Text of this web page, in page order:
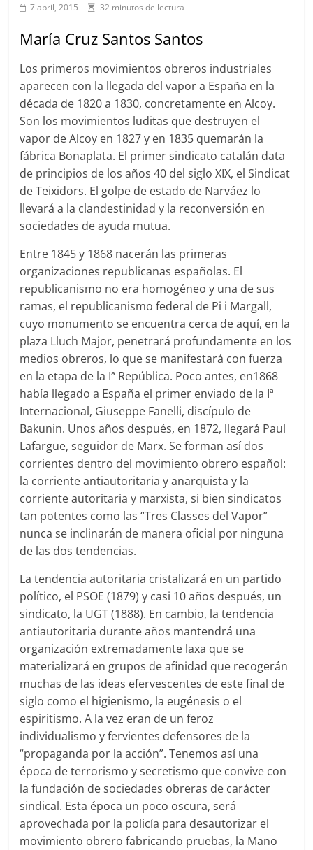
7 abril, 2015 32 minutos de lectura
María Cruz Santos Santos
Los primeros movimientos obreros industriales
aparecen con la llegada del vapor a España en la
década de 1820 a 1830, concretamente en Alcoy.
Son los movimientos luditas que destruyen el
vapor de Alcoy en 1827 y en 1835 quemarán la
fábrica Bonaplata. El primer sindicato catalán data
de principios de los años 40 del siglo XIX, el Sindicat
de Teixidors. El golpe de estado de Narváez lo
llevará a la clandestinidad y la reconversión en
sociedades de ayuda mutua.
Entre 1845 y 1868 nacerán las primeras
organizaciones republicanas españolas. El
republicanismo no era homogéneo y una de sus
ramas, el republicanismo federal de Pi i Margall,
cuyo monumento se encuentra cerca de aquí, en la
plaza Lluch Major, penetrará profundamente en los
medios obreros, lo que se manifestará con fuerza
en la etapa de la Iª República. Poco antes, en1868
había llegado a España el primer enviado de la Iª
Internacional, Giuseppe Fanelli, discípulo de
Bakunin. Unos años después, en 1872, llegará Paul
Lafargue, seguidor de Marx. Se forman así dos
corrientes dentro del movimiento obrero español:
la corriente antiautoritaria y anarquista y la
corriente autoritaria y marxista, si bien sindicatos
tan potentes como las “Tres Classes del Vapor”
nunca se inclinarán de manera oficial por ninguna
de las dos tendencias.
La tendencia autoritaria cristalizará en un partido
político, el PSOE (1879) y casi 10 años después, un
sindicato, la UGT (1888). En cambio, la tendencia
antiautoritaria durante años mantendrá una
organización extremadamente laxa que se
materializará en grupos de afinidad que recogerán
muchas de las ideas efervescentes de este final de
siglo como el higienismo, la eugénesis o el
espiritismo. A la vez eran de un feroz
individualismo y fervientes defensores de la
“propaganda por la acción”. Tenemos así una
época de terrorismo y secretismo que convive con
la fundación de sociedades obreras de carácter
sindical. Esta época un poco oscura, será
aprovechada por la policía para desautorizar el
movimiento obrero fabricando pruebas, la Mano